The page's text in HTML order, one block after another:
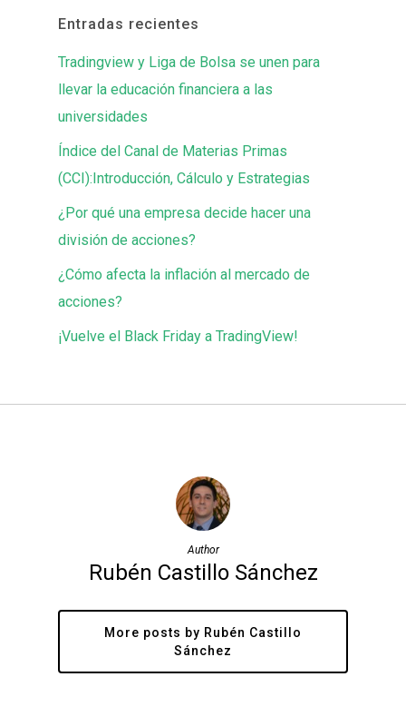
Entradas recientes
Tradingview y Liga de Bolsa se unen para
llevar la educación financiera a las
universidades
Índice del Canal de Materias Primas
(CCI):Introducción, Cálculo y Estrategias
¿Por qué una empresa decide hacer una
división de acciones?
¿Cómo afecta la inflación al mercado de
acciones?
¡Vuelve el Black Friday a TradingView!
Author
Rubén Castillo Sánchez
More posts by Rubén Castillo
Sánchez